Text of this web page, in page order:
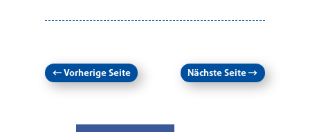
←Vorherige Seite Nächste Seite→